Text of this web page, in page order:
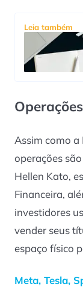
Leia também
Assim como a
operações
Hellen Kato,
Financeira,
investidores
vender seus
espaço físico
Meta, Tesla,